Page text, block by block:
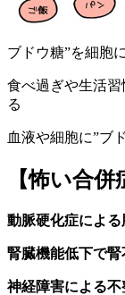
ブドウ糖”を細胞
食べ過ぎや生活
る
血液や細胞に”ブ
【怖い合併
動脈硬化症によ
腎臓機能低下で
神経障害による不